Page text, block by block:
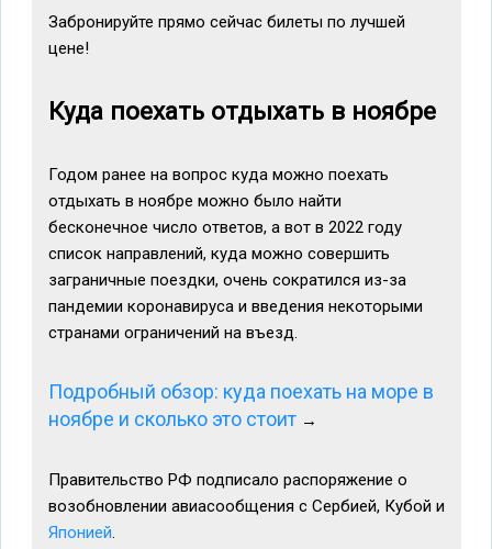
Забронируйте прямо сейчас билеты по лучшей
цене!
Куда поехать отдыхать в ноябре
Годом ранее на вопрос куда можно поехать
отдыхать в ноябре можно было найти
бесконечное число ответов, а вот в 2022 году
список направлений, куда можно совершить
заграничные поездки, очень сократился из-за
пандемии коронавируса и введения некоторыми
странами ограничений на въезд.
Подробный обзор: куда поехать на море в
ноябре и сколько это стоит →
Правительство РФ подписало распоряжение о
возобновлении авиасообщения с Сербией, Кубой и
Японией.